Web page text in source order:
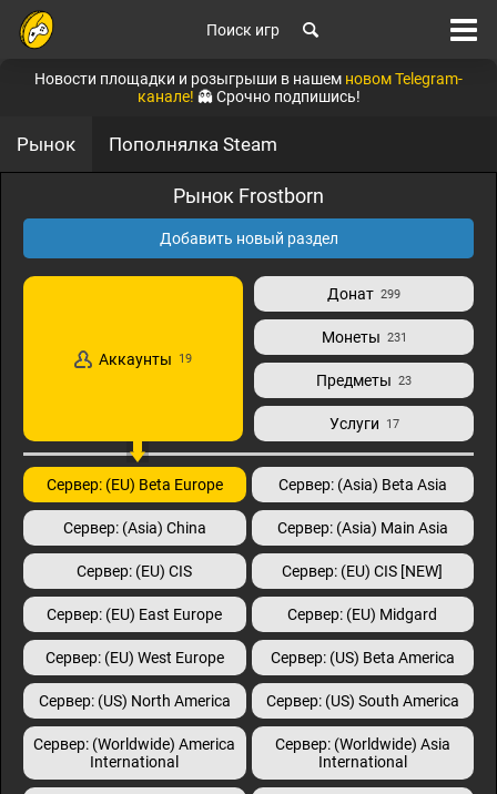
Поиск игр
Новости площадки и розыгрыши в нашем новом Telegram-
канале! 👻 Срочно подпишись!
Рынок Пополнялка Steam
Рынок Frostborn
Добавить новый раздел
Аккаунты 19
Донат 299
Монеты 231
Предметы 23
Услуги 17
Сервер: (EU) Beta Europe Сервер: (Asia) Beta Asia
Сервер: (Asia) China Сервер: (Asia) Main Asia
Сервер: (EU) CIS Сервер: (EU) CIS [NEW]
Сервер: (EU) East Europe Сервер: (EU) Midgard
Сервер: (EU) West Europe Сервер: (US) Beta America
Сервер: (US) North America Сервер: (US) South America
Сервер: (Worldwide) America
International
Сервер: (Worldwide) Asia
International